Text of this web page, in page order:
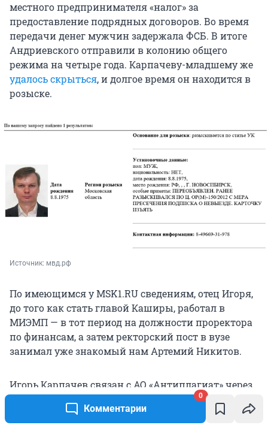
Комментарии
0
местного предпринимателя «налог» за
предоставление подрядных договоров. Во время
передачи денег мужчин задержала ФСБ. В итоге
Андриевского отправили в колонию общего
режима на четыре года. Карпачеву-младшему же
удалось скрыться, и долгое время он находится в
розыске.
Источник: мвд.рф
По имеющимся у MSK1.RU сведениям, отец Игоря,
до того как стать главой Каширы, работал в
МИЭМП — в тот период на должности проректора
по финансам, а затем ректорский пост в вузе
занимал уже знакомый нам Артемий Никитов.
Игорь Карпачев связан с АО «Антиплагиат» через
ООО «Артиг» — в 2005 году эта фирма была одним
из учредителей сервиса и владела мажоритарной